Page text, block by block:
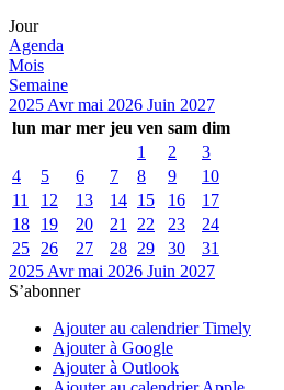
Jour
Agenda
Mois
Semaine
2025 Avrmai 2026 Juin 2027
lun mar mer jeu ven sam dim
1
2
3
4
5 6 7 8 9
10
11
12 13 14 15 16
17
18
19 20 21 22 23
24
25
26 27 28 29 30
31
2025 Avrmai 2026 Juin 2027
S’abonner
Ajouter au calendrier Timely
Ajouter à Google
Ajouter à Outlook